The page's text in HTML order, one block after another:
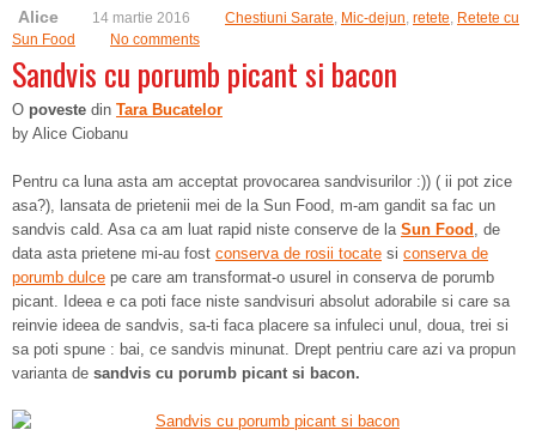
Alice 14 martie 2016 Chestiuni Sarate, Mic-dejun, retete, Retete cu
Sun Food
No comments
Sandvis cu porumb picant si bacon
O poveste din Tara Bucatelor
by Alice Ciobanu
Pentru ca luna asta am acceptat provocarea sandvisurilor :)) ( ii pot zice
asa?), lansata de prietenii mei de la Sun Food, m-am gandit sa fac un
sandvis cald. Asa ca am luat rapid niste conserve de la Sun Food , de
data asta prietene mi-au fost conserva de rosii tocate si conserva de
porumb dulce pe care am transformat-o usurel in conserva de porumb
picant. Ideea e ca poti face niste sandvisuri absolut adorabile si care sa
reinvie ideea de sandvis, sa-ti faca placere sa infuleci unul, doua, trei si
sa poti spune : bai, ce sandvis minunat. Drept pentriu care azi va propun
varianta de sandvis cu porumb picant si bacon.